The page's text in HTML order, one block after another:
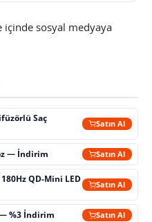
içinde sosyal medyaya
Saç
Satın Al
— İndirim Satın Al
QD-Mini LED
Satın Al
— %3 İndirim Satın Al